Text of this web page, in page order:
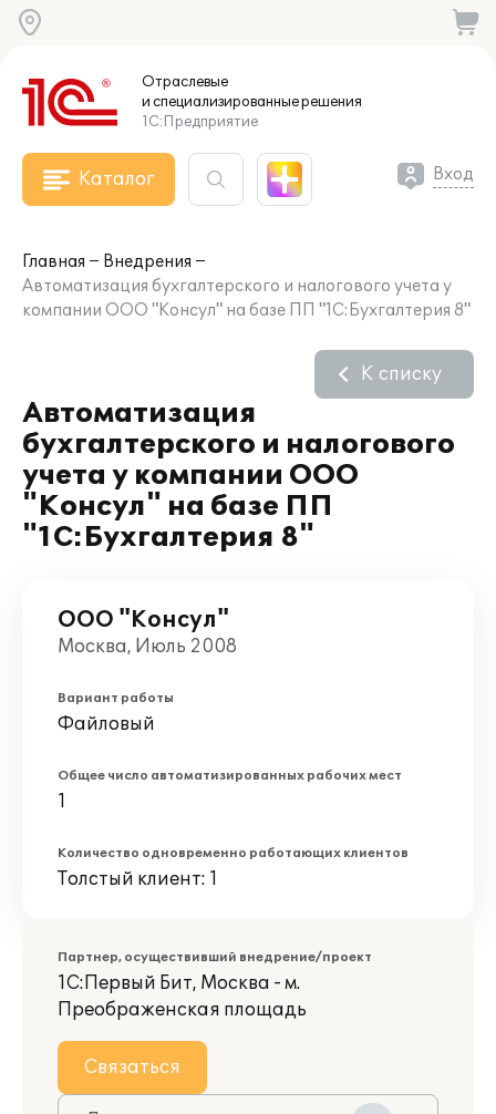
Отраслевые
и специализированныерешения
1С:Предприятие
Каталог Вход
Главная
Внедрения
Автоматизация бухгалтерского и налогового учета у
компании ООО "Консул" на базе ПП "1С:Бухгалтерия 8"
Автоматизация
бухгалтерского и налогового
учета у компании ООО
"Консул" на базе ПП
"1С:Бухгалтерия 8"
К списку
ООО "Консул"
Москва, Июль 2008
Вариант работы
Файловый
Общее число автоматизированных рабочих мест
1
Количество одновременно работающих клиентов
Толстый клиент: 1
Партнер, осуществивший внедрение/проект
1С:Первый Бит, Москва - м.
Преображенская площадь
Связаться